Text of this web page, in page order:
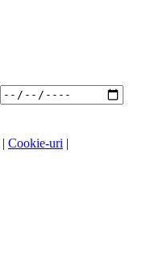
| Cookie-uri |